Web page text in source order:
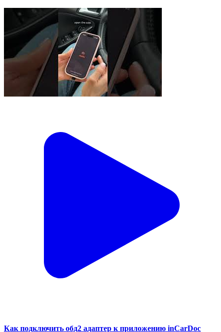
Как подключить обд2 адаптер к приложению inCarDoc